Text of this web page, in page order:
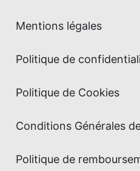
Mentions légales
Politique de
Politique de Cookies
Conditions Générales
Politique de